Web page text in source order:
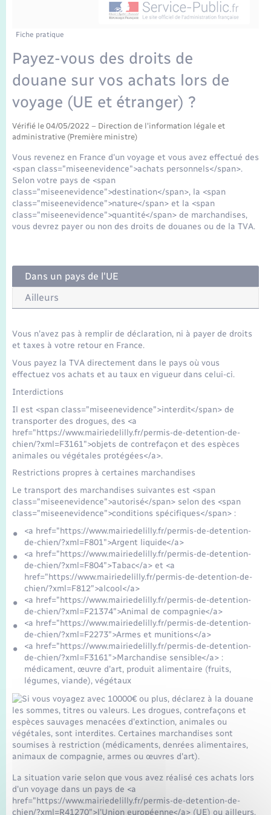
Mariage – PACS
Parrainage civil
Recensement
Fiche pratique
Payez-vous des droits de
douane sur vos achats lors de
voyage (UE et étranger) ?
Vérifié le 04/05/2022 – Direction de l'information légale et
administrative (Première ministre)
Vous revenez en France d'un voyage et vous avez effectué des
<span class="miseenevidence">achats personnels</span>.
Selon votre pays de <span
class="miseenevidence">destination</span>, la <span
class="miseenevidence">nature</span> et la <span
class="miseenevidence">quantité</span> de marchandises,
vous devrez payer ou non des droits de douanes ou de la TVA.
Dans un pays de l'UE
Ailleurs
Vous n'avez pas à remplir de déclaration, ni à payer de droits
et taxes à votre retour en France.
Vous payez la TVA directement dans le pays où vous
effectuez vos achats et au taux en vigueur dans celui-ci.
Interdictions
Il est <span class="miseenevidence">interdit</span> de
transporter des drogues, des <a
href="https://www.mairiedelilly.fr/permis-de-detention-de-
chien/?xml=F3161">objets de contrefaçon et des espèces
animales ou végétales protégées</a>.
Restrictions propres à certaines marchandises
Le transport des marchandises suivantes est <span
class="miseenevidence">autorisé</span> selon des <span
class="miseenevidence">conditions spécifiques</span> :
<a href="https://www.mairiedelilly.fr/permis-de-detention-
de-chien/?xml=F801">Argent liquide</a>
<a href="https://www.mairiedelilly.fr/permis-de-detention-
de-chien/?xml=F804">Tabac</a> et <a
href="https://www.mairiedelilly.fr/permis-de-detention-de-
chien/?xml=F812">alcool</a>
<a href="https://www.mairiedelilly.fr/permis-de-detention-
de-chien/?xml=F21374">Animal de compagnie</a>
<a href="https://www.mairiedelilly.fr/permis-de-detention-
de-chien/?xml=F2273">Armes et munitions</a>
<a href="https://www.mairiedelilly.fr/permis-de-detention-
de-chien/?xml=F3161">Marchandise sensible</a> :
médicament, œuvre d'art, produit alimentaire (fruits,
légumes, viande), végétaux
La situation varie selon que vous avez réalisé ces achats lors
d'un voyage dans un pays de <a
href="https://www.mairiedelilly.fr/permis-de-detention-de-
chien/?xml=R41270">l'Union européenne</a> (UE) ou ailleurs.